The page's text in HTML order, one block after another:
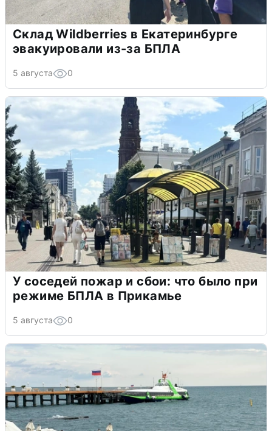
Склад Wildberries в Екатеринбурге
эвакуировали из-за БПЛА
5 августа 0
У соседей пожар и сбои: что было при
режиме БПЛА в Прикамье
5 августа 0